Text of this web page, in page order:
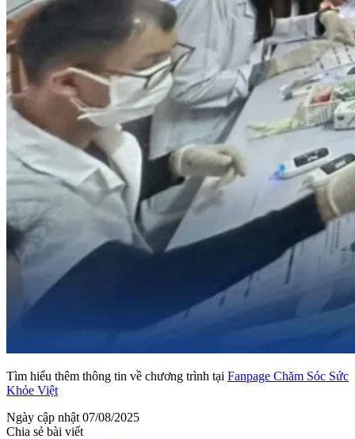
Tìm hiểu thêm thông tin về chương trình tại Fanpage Chăm Sóc Sức
Khỏe Việt
Ngày cập nhật 07/08/2025
Chia sẻ bài viết